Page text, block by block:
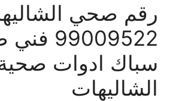
رقم صحي
سباك ادوات
الشاليهات